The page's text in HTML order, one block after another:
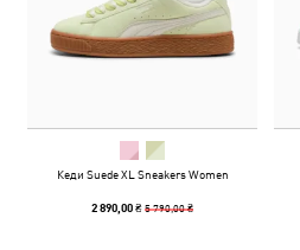
Кеди Suede XL Sneakers Women
2 890,00 ₴5 790,00 ₴